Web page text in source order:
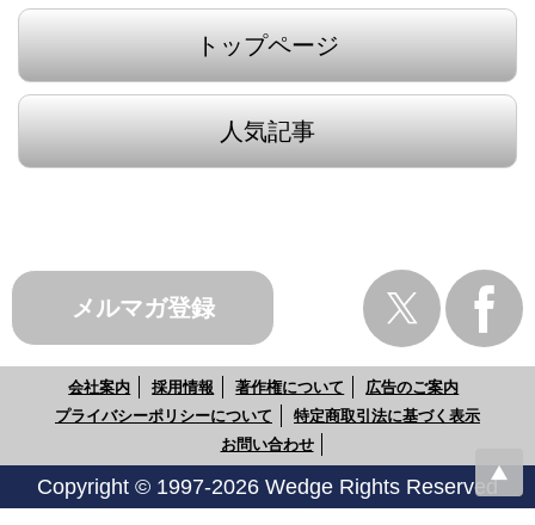
トップページ
人気記事
メルマガ登録
会社案内 採用情報 著作権について
広告のご案内
プライバシーポリシーについて
特定商取引法に基づく表示
お問い合わせ
Copyright © 1997-2026 Wedge Rights Reserved